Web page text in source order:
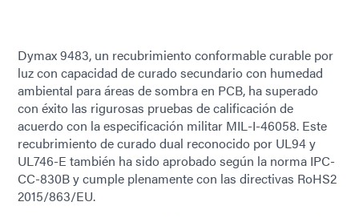
Dymax 9483, un recubrimiento conformable curable por
luz con capacidad de curado secundario con humedad
ambiental para áreas de sombra en PCB, ha superado
con éxito las rigurosas pruebas de calificación de
acuerdo con la especificación militar MIL-I-46058. Este
recubrimiento de curado dual reconocido por UL94 y
UL746-E también ha sido aprobado según la norma IPC-
CC-830B y cumple plenamente con las directivas RoHS2
2015/863/EU.